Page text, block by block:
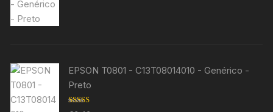
EPSON T0801 - C13T08014010 - Genérico -
Preto